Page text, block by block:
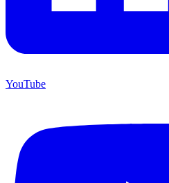
YouTube